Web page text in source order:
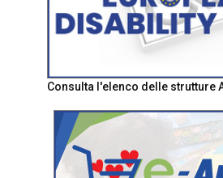
Consulta l'elenco delle strutture